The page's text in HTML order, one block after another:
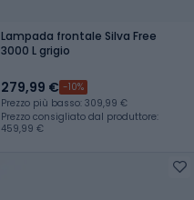
Lampada frontale Silva Free
3000 L grigio
279,99 € -10%
Prezzo più basso: 309,99 €
Prezzo consigliato dal produttore:
459,99 €